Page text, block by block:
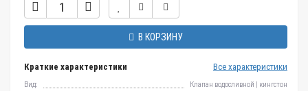
В КОРЗИНУ
Краткие характеристики Все характеристики
Вид:
Клапан водосливной | кингстон